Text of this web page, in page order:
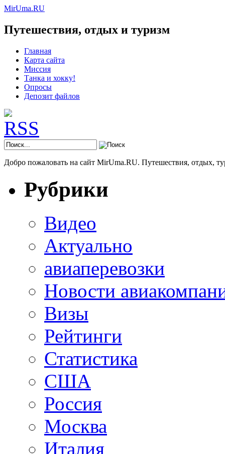
MirUma.RU
Путешествия, отдых и туризм
Главная
Карта сайта
Миссия
Танка и хокку!
Опросы
Депозит файлов
Добро пожаловать на сайт MirUma.RU. Путешествия, отдых,
Рубрики
Видео
Актуально
авиаперевозки
Новости
Визы
Рейтинги
Статистика
США
Россия
Москва
Италия